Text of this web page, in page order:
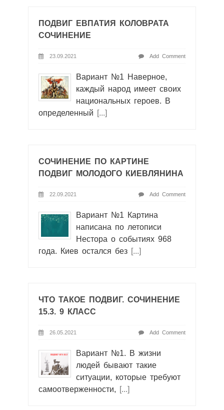
ПОДВИГ ЕВПАТИЯ КОЛОВРАТА
СОЧИНЕНИЕ
23.09.2021 Add Comment
Вариант №1 Наверное,
каждый народ имеет своих
национальных героев. В
определенный [...]
СОЧИНЕНИЕ ПО КАРТИНЕ
ПОДВИГ МОЛОДОГО КИЕВЛЯНИНА
22.09.2021 Add Comment
Вариант №1 Картина
написана по летописи
Нестора о событиях 968
года. Киев остался без [...]
ЧТО ТАКОЕ ПОДВИГ. СОЧИНЕНИЕ
15.3. 9 КЛАСС
26.05.2021 Add Comment
Вариант №1. В жизни
людей бывают такие
ситуации, которые требуют
самоотверженности, [...]